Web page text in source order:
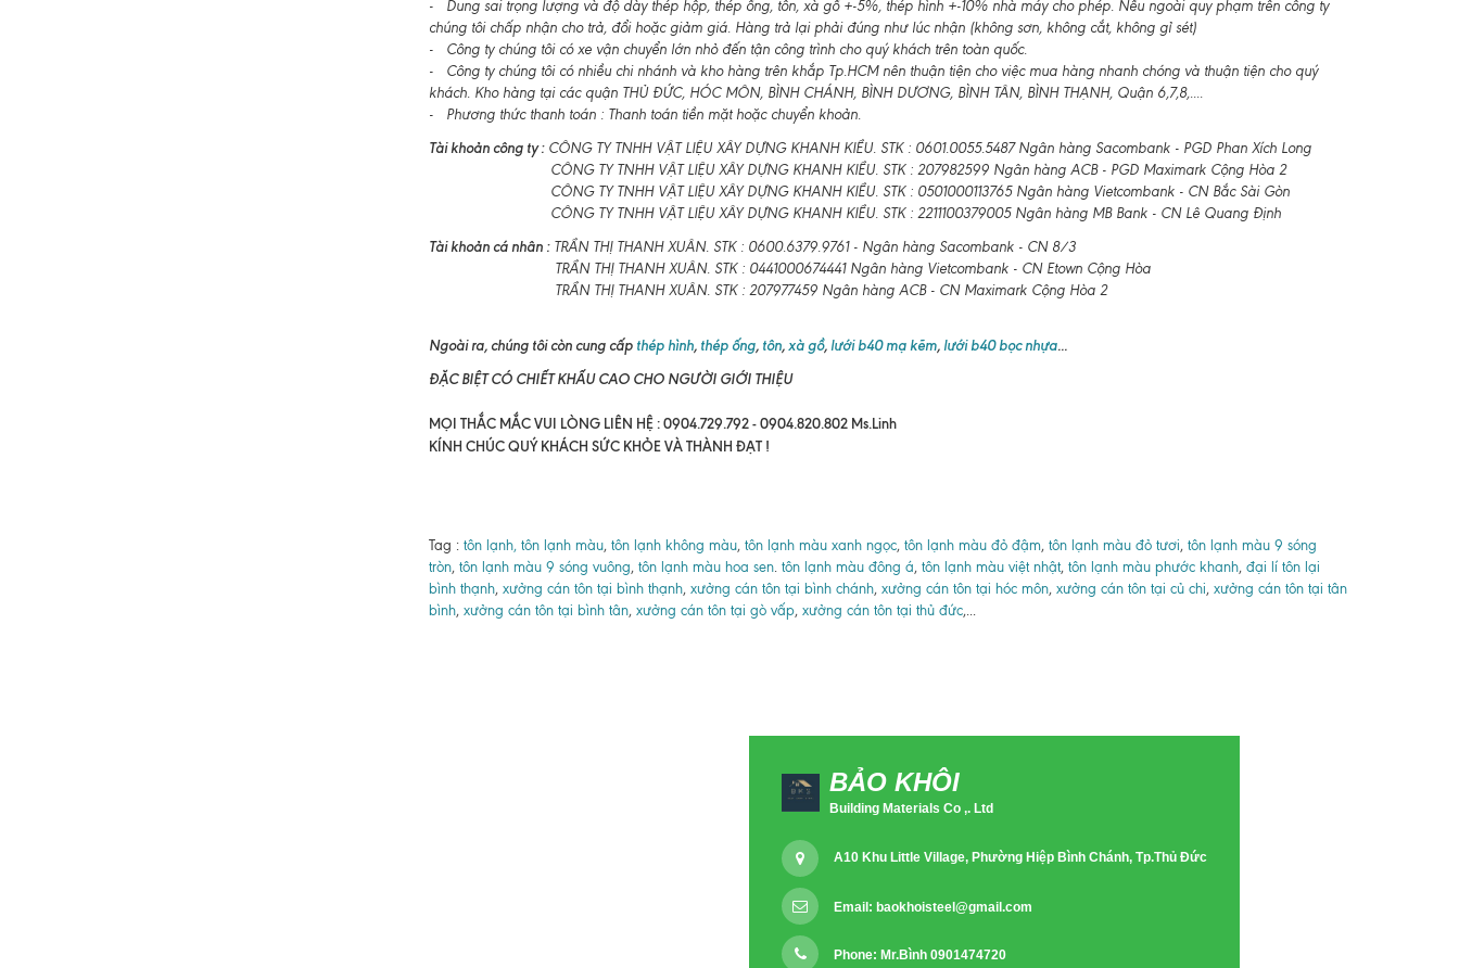
- Dung sai trọng lượng và độ dày thép hộp, thép ống, tôn, xà gồ +-5%, thép hình +-10% nhà máy cho phép. Nếu ngoài quy phạm trên công ty
chúng tôi chấp nhận cho trả, đổi hoặc giảm giá. Hàng trả lại phải đúng như lúc nhận (không sơn, không cắt, không gỉ sét)
- Công ty chúng tôi có xe vận chuyển lớn nhỏ đến tận công trình cho quý khách trên toàn quốc.
- Công ty chúng tôi có nhiều chi nhánh và kho hàng trên khắp Tp.HCM nên thuận tiện cho việc mua hàng nhanh chóng và thuận tiện cho quý
khách. Kho hàng tại các quận THỦ ĐỨC, HÓC MÔN, BÌNH CHÁNH, BÌNH DƯƠNG, BÌNH TÂN, BÌNH THẠNH, Quận 6,7,8,....
- Phương thức thanh toán : Thanh toán tiền mặt hoặc chuyển khoản.
Tài khoản công ty :CÔNG TY TNHH VẬT LIỆU XÂY DỰNG KHANH KIỀU. STK : 0601.0055.5487 Ngân hàng Sacombank - PGD Phan Xích Long
CÔNG TY TNHH VẬT LIỆU XÂY DỰNG KHANH KIỀU. STK : 207982599 Ngân hàng ACB - PGD Maximark Cộng Hòa 2
CÔNG TY TNHH VẬT LIỆU XÂY DỰNG KHANH KIỀU. STK : 0501000113765 Ngân hàng Vietcombank - CN Bắc Sài Gòn
CÔNG TY TNHH VẬT LIỆU XÂY DỰNG KHANH KIỀU. STK : 2211100379005 Ngân hàng MB Bank - CN Lê Quang Định
Tài khoản cá nhân :TRẦN THỊ THANH XUÂN. STK : 0600.6379.9761 - Ngân hàng Sacombank - CN 8/3
TRẦN THỊ THANH XUÂN. STK : 0441000674441 Ngân hàng Vietcombank - CN Etown Cộng Hòa
TRẦN THỊ THANH XUÂN. STK : 207977459 Ngân hàng ACB - CN Maximark Cộng Hòa 2
Ngoài ra, chúng tôi còn cung cấpthép hình,thép ống, tôn, xà gồ, lưới b40 mạ kẽm, lưới b40 bọc nhựa...
ĐẶC BIỆT CÓ CHIẾT KHẤU CAO CHO NGƯỜI GIỚI THIỆU
MỌI THẮC MẮC VUI LÒNG LIÊN HỆ : 0904.729.792 - 0904.820.802 Ms.Linh
KÍNH CHÚC QUÝ KHÁCH SỨC KHỎE VÀ THÀNH ĐẠT !
Tag : tôn lạnh, tôn lạnh màu, tôn lạnh không màu, tôn lạnh màu xanh ngọc, tôn lạnh màu đỏ đậm, tôn lạnh màu đỏ tươi, tôn lạnh màu 9 sóng
tròn, tôn lạnh màu 9 sóng vuông, tôn lạnh màu hoa sen. tôn lạnh màu đông á, tôn lạnh màu việt nhật, tôn lạnh màu phước khanh, đại lí tôn lại
bình thạnh, xưởng cán tôn tại bình thạnh, xưởng cán tôn tại bình chánh, xưởng cán tôn tại hóc môn, xưởng cán tôn tại củ chi, xưởng cán tôn tại tân
bình, xưởng cán tôn tại bình tân, xưởng cán tôn tại gò vấp, xưởng cán tôn tại thủ đức,...
BẢO KHÔI
Building Materials Co ,. Ltd
A10 Khu Little Village, Phường Hiệp Bình Chánh, Tp.Thủ Đức
Email:baokhoisteel@gmail.com
Phone: Mr.Bình 0901474720